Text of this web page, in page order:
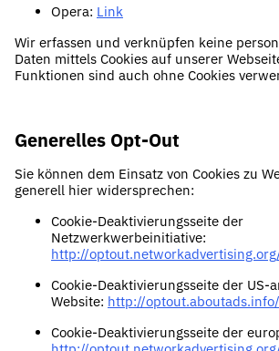
Opera: Link
Wir erfassen und verknüpfen keine
Daten mittels Cookies auf unserer
Funktionen sind auch ohne Cookies
Generelles Opt-Out
Sie können dem Einsatz von Cookies zu
generell hier widersprechen:
Cookie-Deaktivierungsseite der
Netzwerkwerbeinitiative:
http://
Cookie-Deaktivierungsseite der US-
Website: http://
Cookie-Deaktivierungsseite der